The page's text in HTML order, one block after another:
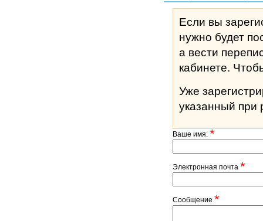
Если вы
нужно будет
а вести
Уже
указанный при
Ваше имя:*
Электронная почта *
Сообщение *